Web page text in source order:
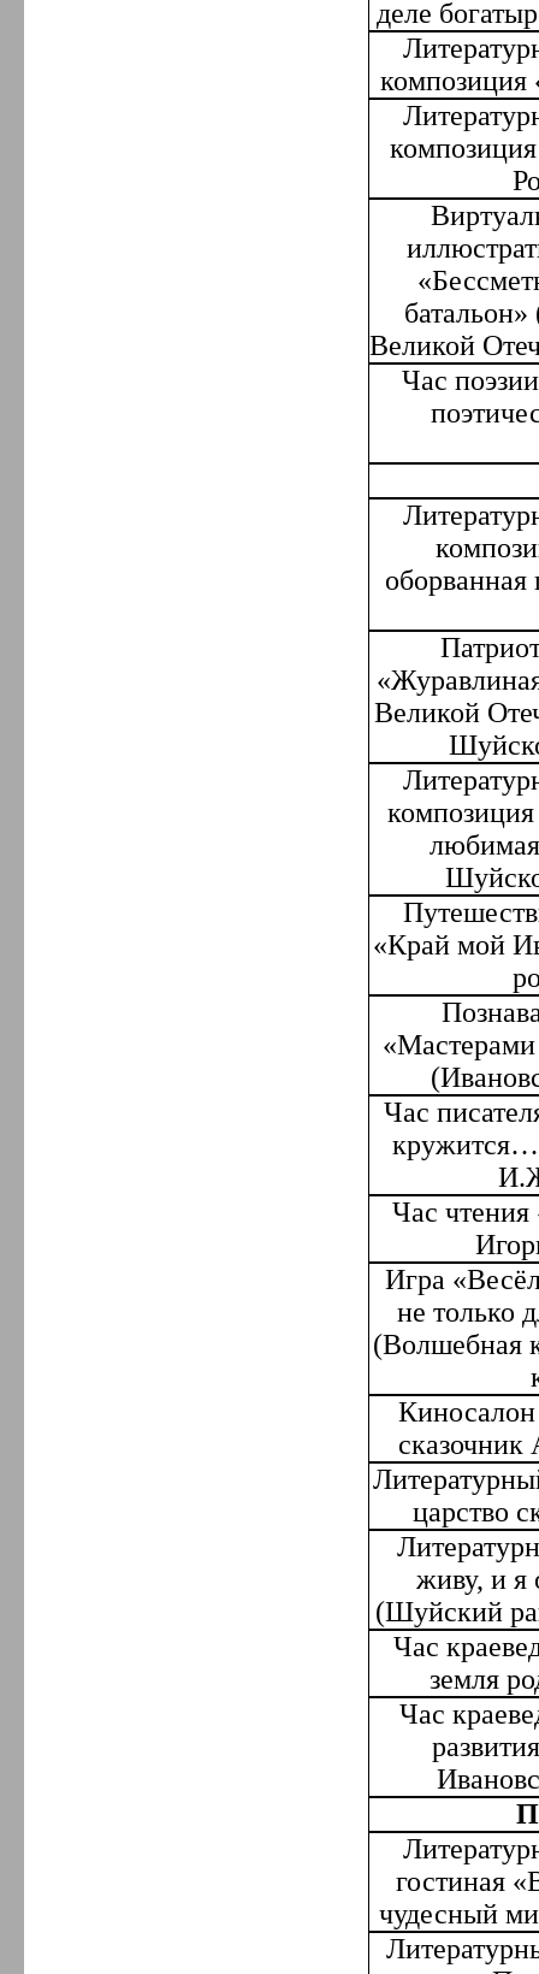
деле
Великой
Час
Великой
«Край мой
«Мастерами
(
Час
Час
Игра
не только
(Волшебная
сказочник
царство
живу, и я
(Шуйский
Час
земля
Час
гостиная
чудесный